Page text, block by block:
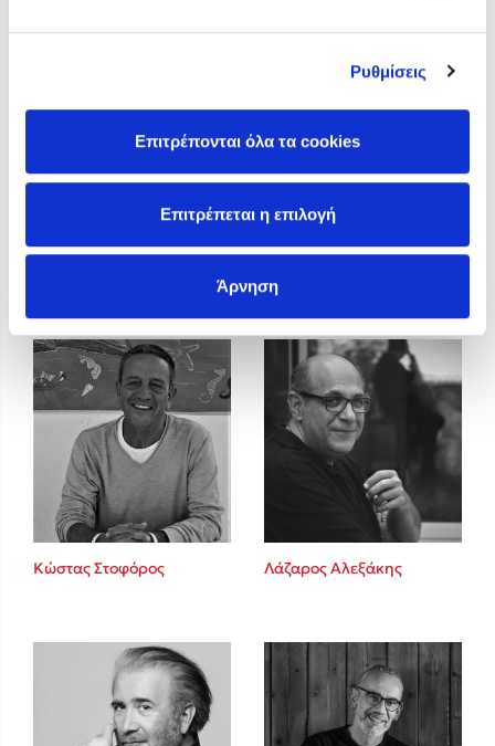
Ρυθμίσεις
Επιτρέπονται όλα τα cookies
Επιτρέπεται η επιλογή
Άρνηση
Ο Κώστας Κρομμύδας στο Παλαιοχώρι Καλαμπάκας
Ο Κώστας Κρομμύδας και η Μαρίνα Γιώτη στη Νικήτη
Ο Στέφανος Ξενάκης στη Χίο
Βιβλίου στο Πεδίον του Άρεως
Κώστας Στοφόρος Λάζαρος Αλεξάκης